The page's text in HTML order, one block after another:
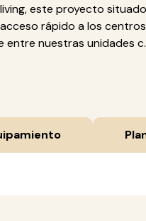
este proyecto
rápido a los
entre nuestras unidades